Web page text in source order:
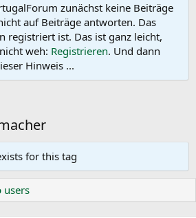
zunächst keine Beiträge
auf Beiträge antworten. Das
registriert ist. Das ist ganz leicht,
weh: Registrieren. Und dann
Hinweis ...
for this tag
users